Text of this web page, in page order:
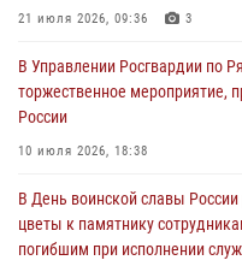
награждение военнослужащих
Рязанским росгвардейцам
гражданства Российской
законодательства
27 июля 2026, 15:26
21 июля 2026, 09:36 3
В Управлении Росгвардии по
торжественное мероприятие,
России
10 июля 2026, 18:38
В День воинской славы
цветы к памятнику
погибшим при исполнении